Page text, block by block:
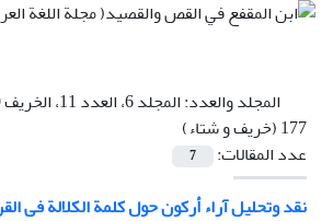
المجلد والعدد:
177 (خریف و شتاء)
عدد المقالات:
7
نقد وتحلیل آراء أرکون حول کلمة الکلالة فی